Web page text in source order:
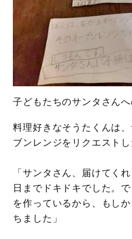
子どもたちのサンタさんへ
料理好きなそうたくんは
ブンレンジをリクエストし
「サンタさん、届けてく
日までドキドキでした。
を作っているから、もし
ちました」